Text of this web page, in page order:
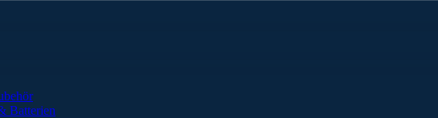
Batterien